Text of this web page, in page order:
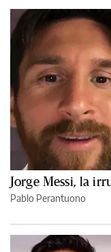
Jorge Messi, la
Pablo Perantuono